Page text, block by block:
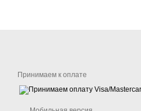
Принимаем к оплате